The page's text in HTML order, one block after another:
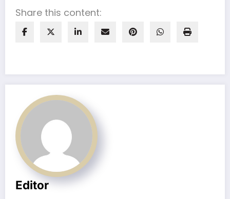
Share this content:
Editor